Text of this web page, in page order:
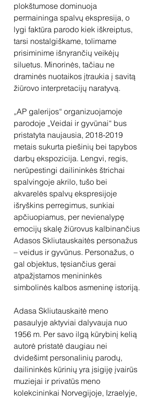
plokštumose dominuoja
permaininga spalvų ekspresija, o
lygi faktūra parodo kiek iškreiptus,
tarsi nostalgiškame, tolimame
prisiminime išnyrančių veikėjų
siluetus. Minorinės, tačiau ne
draminės nuotaikos įtraukia į savitą
žiūrovo interpretacijų naratyvą.
„AP galerijos“ organizuojamoje
parodoje „Veidai ir gyvūnai“ bus
pristatyta naujausia, 2018-2019
metais sukurta piešinių bei tapybos
darbų ekspozicija. Lengvi, regis,
nerūpestingi dailininkės štrichai
spalvingoje akrilo, tušo bei
akvarelės spalvų ekspresijoje
išryškins perregimus, sunkiai
apčiuopiamus, per nevienalypę
emocijų skalę žiūrovus kalbinančius
Adasos Skliutauskaitės personažus
– veidus ir gyvūnus. Personažus, o
gal objektus, tęsiančius gerai
atpažįstamos menininkės
simbolinės kalbos asmeninę istoriją.
Adasa Skliutauskaitė meno
pasaulyje aktyviai dalyvauja nuo
1956 m. Per savo ilgą kūrybinį kelią
autorė pristatė daugiau nei
dvidešimt personalinių parodų,
dailininkės kūrinių yra įsigiję įvairūs
muziejai ir privatūs meno
kolekcininkai Norvegijoje, Izraelyje,